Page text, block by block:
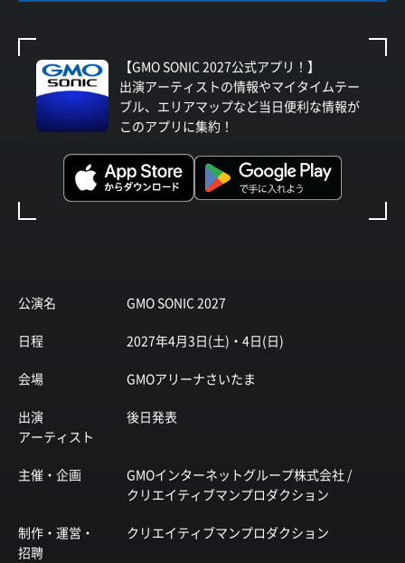
公演名 GMO SONIC 2027
日程 2027年4月3日(土)・4日(日)
会場 GMOアリーナさいたま
出演
アーティスト
後日発表
主催・企画
GMOインターネットグループ株式会社 /
クリエイティブマンプロダクション
制作・運営・
招聘
クリエイティブマンプロダクション
【GMO SONIC 2027公式アプリ！】
出演アーティストの情報やマイタイムテー
ブル、エリアマップなど当日便利な情報が
このアプリに集約！